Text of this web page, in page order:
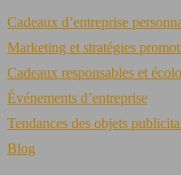
Cadeaux d’entreprise
Marketing et stratégies
Cadeaux responsables et
Événements d’entreprise
Tendances des objets
Blog